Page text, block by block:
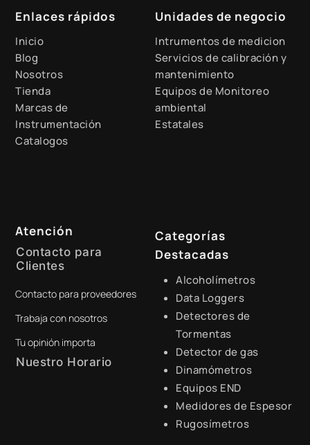
Enlaces rápidos
Inicio
Blog
Nosotros
Tienda
Marcas de
Instrumentación
Catalogos
Unidades de negocio
Intrumentos de medicion
Servicios de calibración y
mantenimiento
Equipos de Monitoreo
ambiental
Estatales
Atención
Contacto para
Clientes
+51 941 525 454
digital@zamtsu.com
Contacto para proveedores
Trabaja con nosotros
Tu opinión importa
Nuestro Horario
Categorías
Destacadas
Alcoholímetros
Data Loggers
Detectores de
Tormentas
Detector de gas
Dinamómetros
Equipos END
Medidores de Espesor
Rugosímetros